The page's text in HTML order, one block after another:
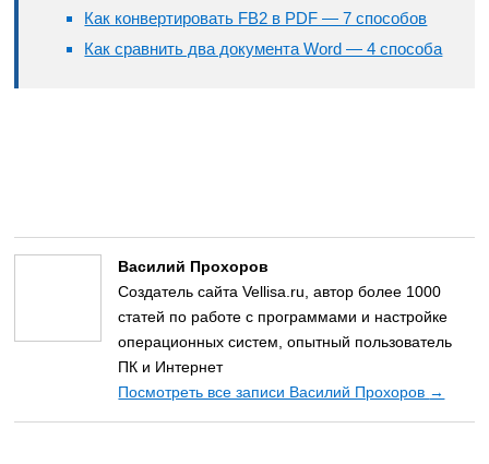
Как конвертировать FB2 в PDF — 7 способов
Как сравнить два документа Word — 4 способа
Василий Прохоров
Создатель сайта Vellisa.ru, автор более 1000
статей по работе с программами и настройке
операционных систем, опытный пользователь
ПК и Интернет
Посмотреть все записи Василий Прохоров →